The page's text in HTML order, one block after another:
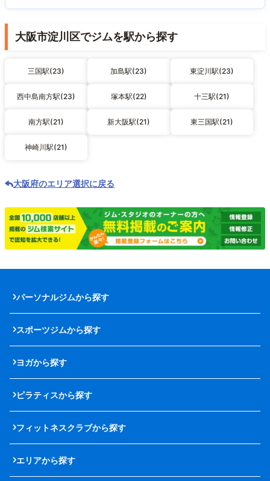
大阪市淀川区でジムを駅から探す
三国駅(23) 加島駅(23) 東淀川駅(23)
西中島南方駅(23) 塚本駅(22) 十三駅(21)
南方駅(21) 新大阪駅(21) 東三国駅(21)
神崎川駅(21)
大阪府のエリア選択に戻る
パーソナルジムから探す
スポーツジムから探す
ヨガから探す
ピラティスから探す
フィットネスクラブから探す
エリアから探す